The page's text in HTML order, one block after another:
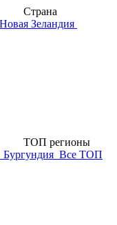
Страна
Новая Зеландия
ТОП регионы
Бургундия Все ТОП